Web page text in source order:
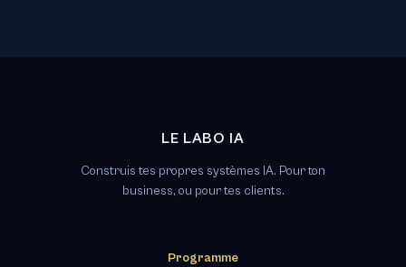
LE LABO IA
Construis tes propres systèmes IA. Pour ton
business, ou pour tes clients.
Programme